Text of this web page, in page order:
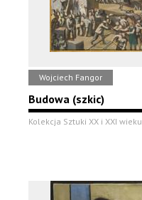
Wojciech Fangor
Budowa (szkic)
Kolekcja Sztuki XX i XXI wieku